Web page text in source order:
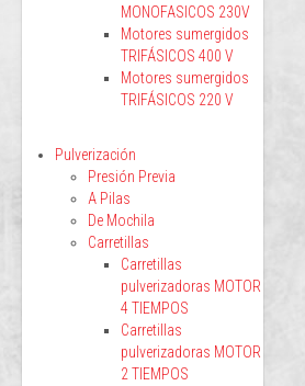
MONOFASICOS 230V
Motores sumergidos
TRIFÁSICOS 400 V
Motores sumergidos
TRIFÁSICOS 220 V
Pulverización
Presión Previa
A Pilas
De Mochila
Carretillas
Carretillas
pulverizadoras MOTOR
4 TIEMPOS
Carretillas
pulverizadoras MOTOR
2 TIEMPOS